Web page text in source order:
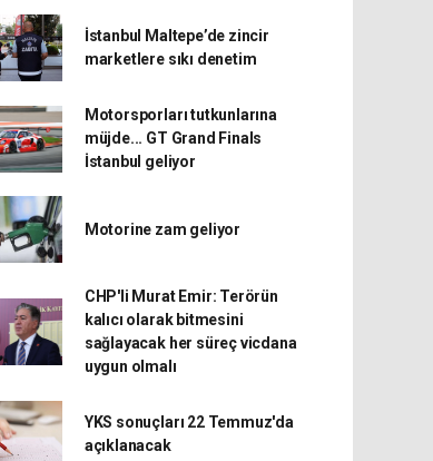
İstanbul Maltepe’de zincir
marketlere sıkı denetim
Motorsporları tutkunlarına
müjde... GT Grand Finals
İstanbul geliyor
Motorine zam geliyor
CHP'li Murat Emir: Terörün
kalıcı olarak bitmesini
sağlayacak her süreç vicdana
uygun olmalı
YKS sonuçları 22 Temmuz'da
açıklanacak